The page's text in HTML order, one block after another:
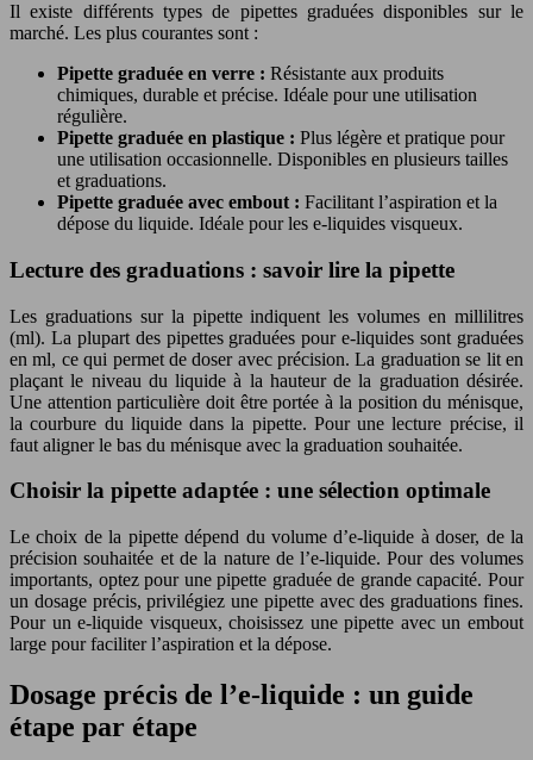
Il existe différents types de pipettes graduées disponibles sur le
marché. Les plus courantes sont :
Pipette graduée en verre : Résistante aux produits
chimiques, durable et précise. Idéale pour une utilisation
régulière.
Pipette graduée en plastique : Plus légère et pratique pour
une utilisation occasionnelle. Disponibles en plusieurs tailles
et graduations.
Pipette graduée avec embout : Facilitant l’aspiration et la
dépose du liquide. Idéale pour les e-liquides visqueux.
Lecture des graduations : savoir lire la pipette
Les graduations sur la pipette indiquent les volumes en millilitres
(ml). La plupart des pipettes graduées pour e-liquides sont graduées
en ml, ce qui permet de doser avec précision. La graduation se lit en
plaçant le niveau du liquide à la hauteur de la graduation désirée.
Une attention particulière doit être portée à la position du ménisque,
la courbure du liquide dans la pipette. Pour une lecture précise, il
faut aligner le bas du ménisque avec la graduation souhaitée.
Choisir la pipette adaptée : une sélection optimale
Le choix de la pipette dépend du volume d’e-liquide à doser, de la
précision souhaitée et de la nature de l’e-liquide. Pour des volumes
importants, optez pour une pipette graduée de grande capacité. Pour
un dosage précis, privilégiez une pipette avec des graduations fines.
Pour un e-liquide visqueux, choisissez une pipette avec un embout
large pour faciliter l’aspiration et la dépose.
Dosage précis de l’e-liquide : un guide
étape par étape